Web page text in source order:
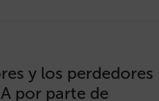
y los perdedores
por parte de